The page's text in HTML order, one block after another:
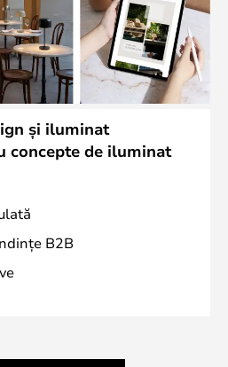
și iluminat
concepte de iluminat
B2B